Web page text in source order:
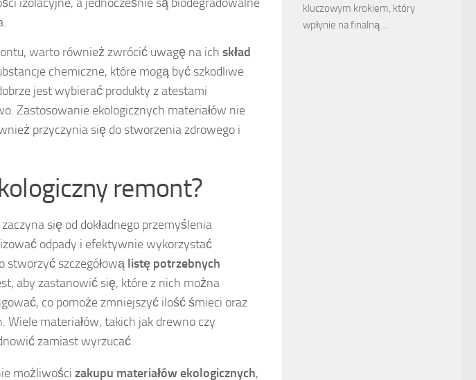
warto również zwrócić uwagę na ich skład
chemiczne, które mogą być szkodliwe
jest wybierać produkty z atestami
Zastosowanie ekologicznych materiałów nie
przyczynia się do stworzenia zdrowego i
remont?
się od dokładnego przemyślenia
odpady i efektywnie wykorzystać
stworzyć szczegółową listę potrzebnych
aby zastanowić się, które z nich można
co pomoże zmniejszyć ilość śmieci oraz
Wiele materiałów, takich jak drewno czy
zamiast wyrzucać.
możliwości zakupu materiałów ekologicznych,
kluczowym krokiem, który
wpłynie na finalną …